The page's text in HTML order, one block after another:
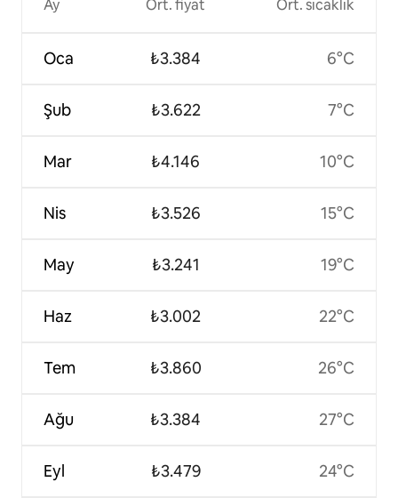
Ay
Oca
Şub
Mar
Nis
May
Haz
Tem
Ağu
Eyl
Ort. fiyat
₺3.384
₺3.622
₺4.146
₺3.526
₺3.241
₺3.002
₺3.860
₺3.384
₺3.479
Ort. sıcaklık
6°C
7°C
10°C
15°C
19°C
22°C
26°C
27°C
24°C